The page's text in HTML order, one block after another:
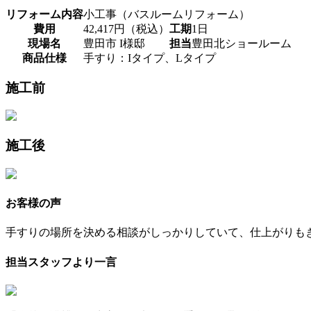
リフォーム内容小工事（バスルームリフォーム）
費用
42,417円（税込） 工期1日
現場名
豊田市 I様邸 担当豊田北ショールーム
商品仕様
手すり：Iタイプ、Lタイプ
施工前
施工後
お客様の声
手すりの場所を決める相談がしっかりしていて、仕上がりも
担当スタッフより一言